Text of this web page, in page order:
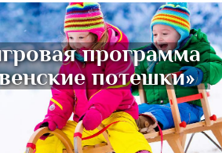
программа
потешки»